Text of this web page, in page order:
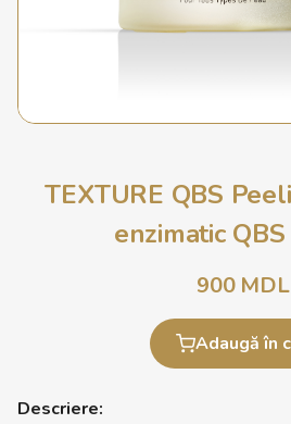
TEXTURE QBS
enzimatic
900MDL
Adaugă în
Descriere: